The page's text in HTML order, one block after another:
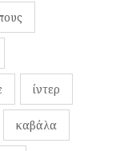
ίντερ
καβάλα